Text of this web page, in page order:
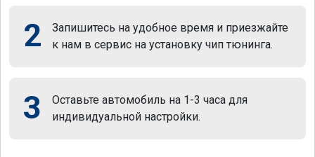
2
Запишитесь на удобное время и приезжайте
к нам в сервис на установку чип тюнинга.
3
Оставьте автомобиль на 1-3 часа для
индивидуальной настройки.